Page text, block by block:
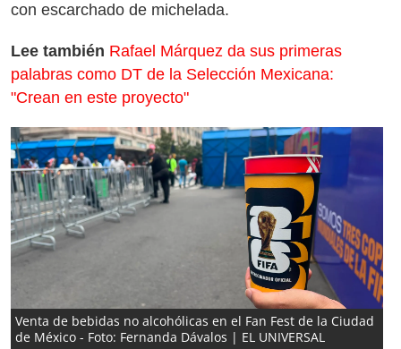
con escarchado de michelada.
Lee también Rafael Márquez da sus primeras
palabras como DT de la Selección Mexicana:
"Crean en este proyecto"
Venta de bebidas no alcohólicas en el Fan Fest de la Ciudad
de México - Foto: Fernanda Dávalos | EL UNIVERSAL